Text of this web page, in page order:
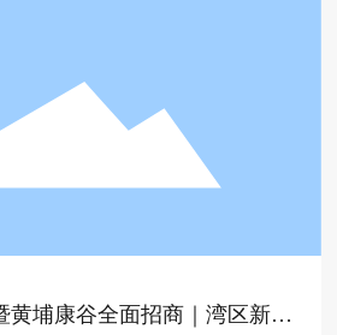
黄埔康谷全面招商｜湾区新型